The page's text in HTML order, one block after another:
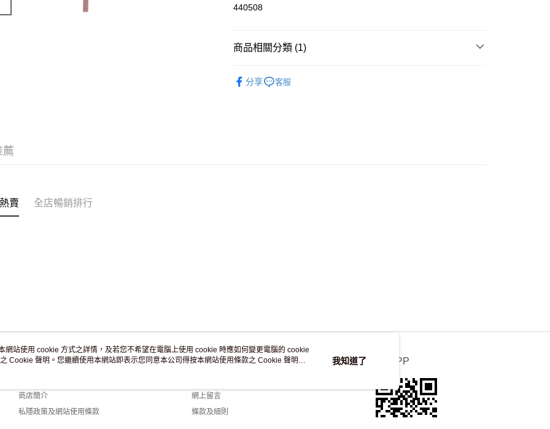
440508
商品相關分類 (1)
分享
客服
薦
賣 全店暢銷排行
關於我們
商店簡介
私隱政策及網站使用條款
客戶服務
網上留言
條款及細則
官方APP
網站使用 cookie 方式之詳情，及若您不希望在電腦上使用 cookie 時應如何變更電腦的 cookie
Cookie 聲明。您繼續使用本網站即表示您同意本公司得按本網站使用條款之 Cookie 聲明使
我知道了